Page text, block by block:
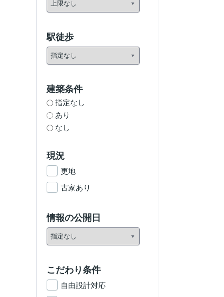
駅徒歩
建築条件
指定なし
あり
なし
現況
更地
古家あり
情報の公開日
こだわり条件
自由設計対応